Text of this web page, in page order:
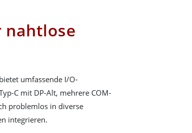
nahtlose
umfassende I/O-
C mit DP-Alt, mehrere COM-
problemlos in diverse
integrieren.